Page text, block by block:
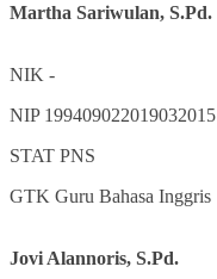
Martha Sariwulan, S.Pd.
NIK -
NIP 199409022019032015
STAT PNS
GTK Guru Bahasa Inggris
Jovi Alannoris, S.Pd.